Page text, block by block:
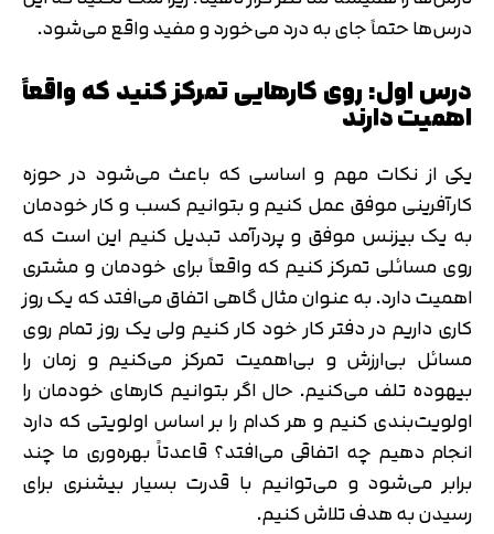
درس‌ها حتماً جای به درد می‌خورد و مفید واقع می‌شود.
درس اول: روی کارهایی تمرکز کنید که واقعاً
اهمیت دارند
یکی از نکات مهم و اساسی که باعث می‌شود در حوزه
کارآفرینی موفق عمل کنیم و بتوانیم کسب و کار خودمان
به یک بیزنس موفق و پردرآمد تبدیل کنیم این است که
روی مسائلی تمرکز کنیم که واقعاً برای خودمان و مشتری
اهمیت دارد. به عنوان مثال گاهی اتفاق می‎‌افتد که یک روز
کاری داریم در دفتر کار خود کار کنیم ولی یک روز تمام روی
مسائل بی‌ارزش و بی‌اهمیت تمرکز می‌‎کنیم و زمان را
بیهوده تلف می‌کنیم. حال اگر بتوانیم کارهای خودمان را
اولویت‌بندی کنیم و هر کدام را بر اساس اولویتی که دارد
انجام دهیم چه اتفاقی می‌افتد؟ قاعدتاً بهره‌وری ما چند
برابر می‌شود و می‌توانیم با قدرت بسیار بیشنری برای
رسیدن به هدف تلاش کنیم.